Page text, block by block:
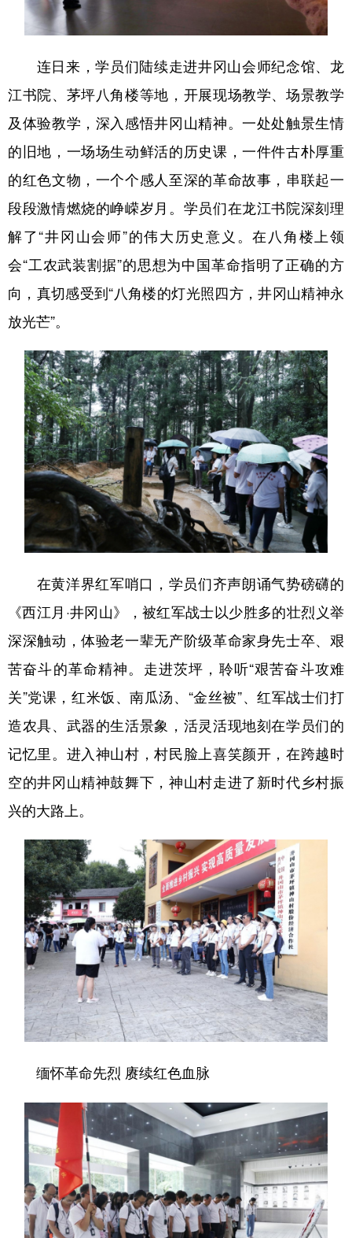
连日来，学员们陆续走进井冈山会师纪念馆、龙
江书院、茅坪八角楼等地，开展现场教学、场景教学
及体验教学，深入感悟井冈山精神。一处处触景生情
的旧地，一场场生动鲜活的历史课，一件件古朴厚重
的红色文物，一个个感人至深的革命故事，串联起一
段段激情燃烧的峥嵘岁月。学员们在龙江书院深刻理
解了“井冈山会师”的伟大历史意义。在八角楼上领
会“工农武装割据”的思想为中国革命指明了正确的方
向，真切感受到“八角楼的灯光照四方，井冈山精神永
放光芒”。
在黄洋界红军哨口，学员们齐声朗诵气势磅礴的
《西江月·井冈山》，被红军战士以少胜多的壮烈义举
深深触动，体验老一辈无产阶级革命家身先士卒、艰
苦奋斗的革命精神。走进茨坪，聆听“艰苦奋斗攻难
关”党课，红米饭、南瓜汤、“金丝被”、红军战士们打
造农具、武器的生活景象，活灵活现地刻在学员们的
记忆里。进入神山村，村民脸上喜笑颜开，在跨越时
空的井冈山精神鼓舞下，神山村走进了新时代乡村振
兴的大路上。
缅怀革命先烈 赓续红色血脉